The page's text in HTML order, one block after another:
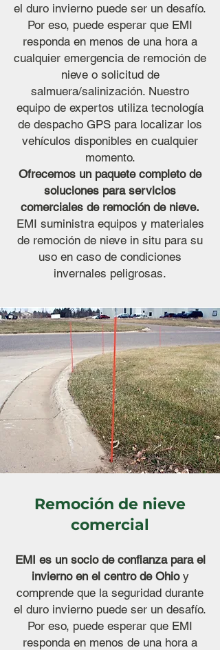
el duro invierno puede ser un desafío.
Por eso, puede esperar que EMI
responda en menos de una hora a
cualquier emergencia de remoción de
nieve o solicitud de
salmuera/salinización. Nuestro
equipo de expertos utiliza tecnología
de despacho GPS para localizar los
vehículos disponibles en cualquier
momento.
Ofrecemos un paquete completo de
soluciones para servicios
comerciales de remoción de nieve.
EMI suministra equipos y materiales
de remoción de nieve in situ para su
uso en caso de condiciones
invernales peligrosas.
Remoción de nieve
comercial
EMI es un socio de confianza para el
invierno en el centro de Ohioy
comprende que la seguridad durante
el duro invierno puede ser un desafío.
Por eso, puede esperar que EMI
responda en menos de una hora a